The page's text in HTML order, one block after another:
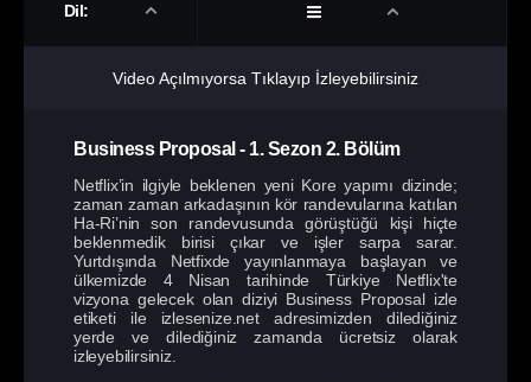
Dil:
Video Açılmıyorsa Tıklayıp İzleyebilirsiniz
Business Proposal - 1. Sezon 2. Bölüm
Netflix’in ilgiyle beklenen yeni Kore yapımı dizinde;
zaman zaman arkadaşının kör randevularına katılan
Ha-Ri’nin son randevusunda görüştüğü kişi hiçte
beklenmedik birisi çıkar ve işler sarpa sarar.
Yurtdışında Netfixde yayınlanmaya başlayan ve
ülkemizde 4 Nisan tarihinde Türkiye Netflix'te
vizyona gelecek olan diziyi Business Proposal izle
etiketi ile izlesenize.net adresimizden dilediğiniz
yerde ve dilediğiniz zamanda ücretsiz olarak
izleyebilirsiniz.